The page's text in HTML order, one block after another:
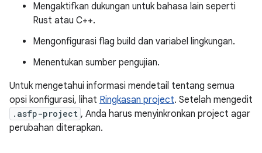
Mengaktifkan dukungan untuk bahasa lain seperti
Rust atau C++.
Mengonfigurasi flag build dan variabel lingkungan.
Menentukan sumber pengujian.
Untuk mengetahui informasi mendetail tentang semua
opsi konfigurasi, lihat Ringkasan project. Setelah mengedit
.asfp-project , Anda harus menyinkronkan project agar
perubahan diterapkan.